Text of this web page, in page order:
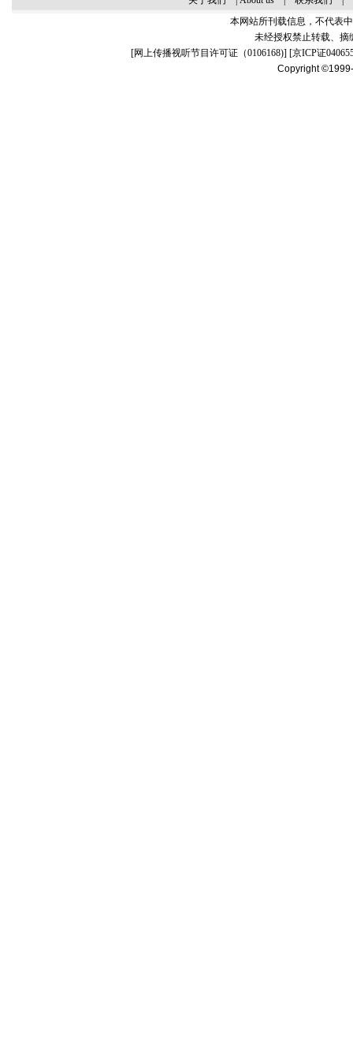
本网站所刊载信息，不代表
未经授权禁止转载、摘
[网上传播视听节目许可证（0106168)] [京ICP证
Copyright